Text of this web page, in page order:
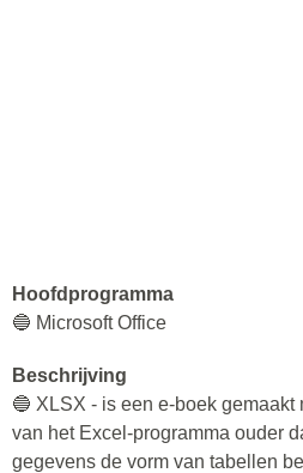
Hoofdprogramma
🔵 Microsoft Office
Beschrijving
🔵 XLSX - is een e-boek gemaakt
van het Excel-programma ouder
gegevens de vorm van tabellen